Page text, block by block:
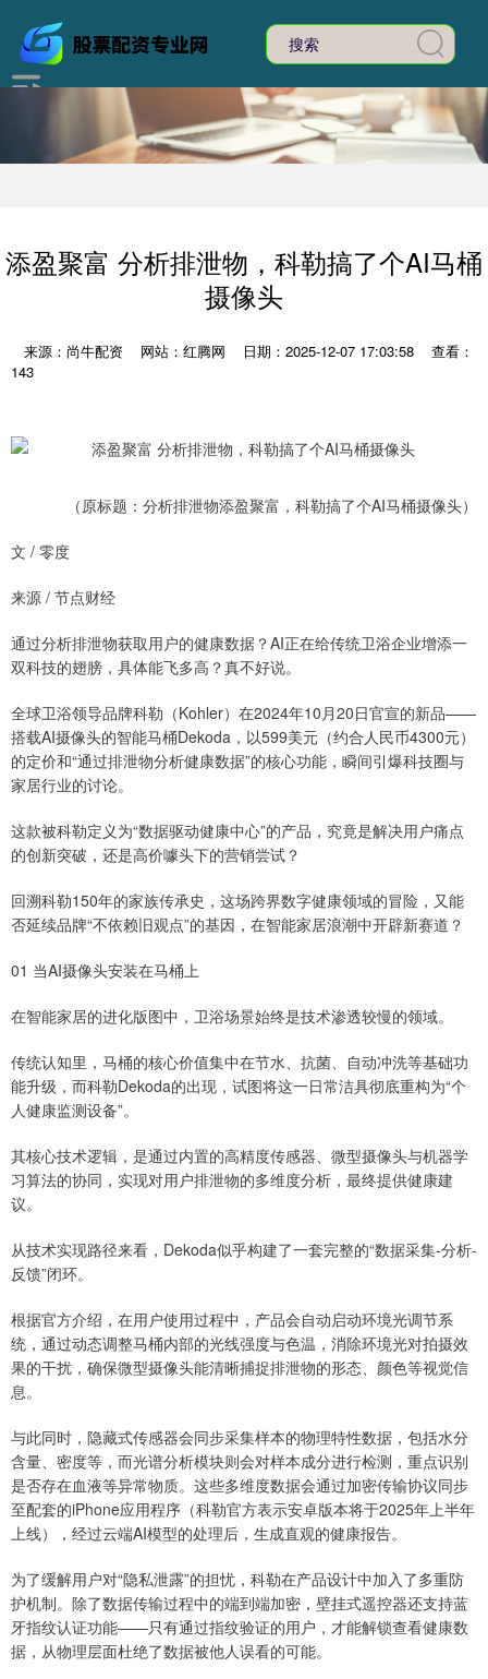
添盈聚富 分析排泄物，科勒搞了个AI马桶
摄像头
来源：尚牛配资 网站：红腾网 日期：2025-12-07 17:03:58
查看：
143
（原标题：分析排泄物添盈聚富，科勒搞了个AI马桶摄像头）
文 / 零度
来源 / 节点财经
通过分析排泄物获取用户的健康数据？AI正在给传统卫浴企业增添一
双科技的翅膀，具体能飞多高？真不好说。
全球卫浴领导品牌科勒（Kohler）在2024年10月20日官宣的新品——
搭载AI摄像头的智能马桶Dekoda，以599美元（约合人民币4300元）
的定价和“通过排泄物分析健康数据”的核心功能，瞬间引爆科技圈与
家居行业的讨论。
这款被科勒定义为“数据驱动健康中心”的产品，究竟是解决用户痛点
的创新突破，还是高价噱头下的营销尝试？
回溯科勒150年的家族传承史，这场跨界数字健康领域的冒险，又能
否延续品牌“不依赖旧观点”的基因，在智能家居浪潮中开辟新赛道？
01 当AI摄像头安装在马桶上
在智能家居的进化版图中，卫浴场景始终是技术渗透较慢的领域。
传统认知里，马桶的核心价值集中在节水、抗菌、自动冲洗等基础功
能升级，而科勒Dekoda的出现，试图将这一日常洁具彻底重构为“个
人健康监测设备”。
其核心技术逻辑，是通过内置的高精度传感器、微型摄像头与机器学
习算法的协同，实现对用户排泄物的多维度分析，最终提供健康建
议。
从技术实现路径来看，Dekoda似乎构建了一套完整的“数据采集-分析-
反馈”闭环。
根据官方介绍，在用户使用过程中，产品会自动启动环境光调节系
统，通过动态调整马桶内部的光线强度与色温，消除环境光对拍摄效
果的干扰，确保微型摄像头能清晰捕捉排泄物的形态、颜色等视觉信
息。
与此同时，隐藏式传感器会同步采集样本的物理特性数据，包括水分
含量、密度等，而光谱分析模块则会对样本成分进行检测，重点识别
是否存在血液等异常物质。这些多维度数据会通过加密传输协议同步
至配套的iPhone应用程序（科勒官方表示安卓版本将于2025年上半年
上线），经过云端AI模型的处理后，生成直观的健康报告。
为了缓解用户对“隐私泄露”的担忧，科勒在产品设计中加入了多重防
护机制。除了数据传输过程中的端到端加密，壁挂式遥控器还支持蓝
牙指纹认证功能——只有通过指纹验证的用户，才能解锁查看健康数
据，从物理层面杜绝了数据被他人误看的可能。